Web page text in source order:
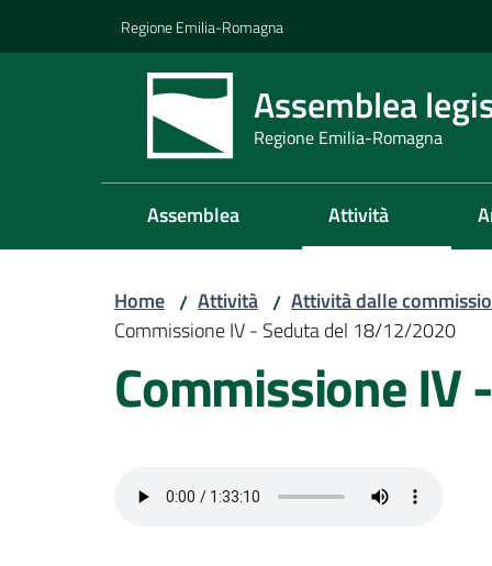
Regione Emilia-Romagna
Assemblea
Regione Emilia-Romagna
Assemblea Attività
Home / Attività / Attività dalle
Commissione IV - Seduta del 18/12/2020
Commissione